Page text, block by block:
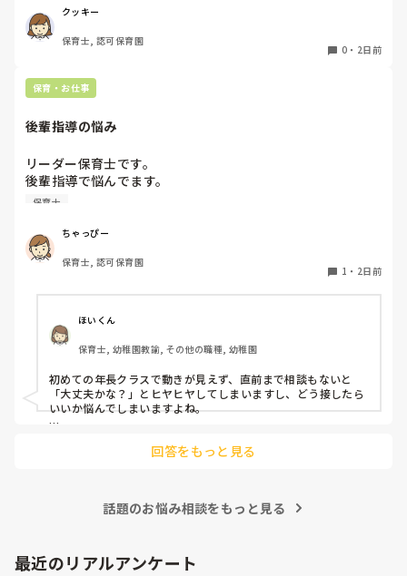
私自身、園の雰囲気とか園の規模、保育内容は勘案しますが
正直なところ、家から通いやすいか、給与はどうか…という
ところに重きを置いています
皆さんは、志望動機をどのように答えていますか？また、本
音はどうですか？
クッキー
保育士, 認可保育園
0 ・ 2日前
保育・お仕事
後輩指導の悩み
リーダー保育士です。
後輩指導で悩んでます。
初めて年長を持つ後輩がいますが
いで様子見てると直前になるまで何もアクションがなかった
り
他の職員に聞いてる様子もなくて
よほど自分に聞きづらいのか、聞く必要性さえ感じないの
か、もうよくわからないです。
対応にも悩みます。
保育士
ちゃっぴー
保育士, 認可保育園
1 ・ 2日前
ほいくん
保育士, 幼稚園教諭, その他の職種, 幼稚園
初めての年長クラスで動きが見えず、直前まで相談もないと
「大丈夫かな？」とヒヤヒヤしてしまいますし、どう接したら
いいか悩んでしまいますよね。
「こんなこと聞いたら迷惑かな」と抱え込んでいるケースがと
件、どこまで進んだ？」「困ってることない？」と具体的に声
「毎日夕方に5分だけ進捗確認の時間を取る」などルール化し
てしまうと、後輩も質問しやすくなりますよ。一人で抱え込ま
回答をもっと見る
話題のお悩み相談をもっと見る
最近のリアルアンケート